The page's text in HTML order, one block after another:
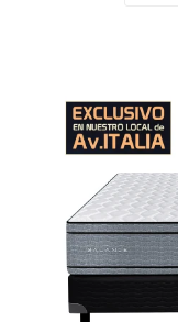
Una
firmes y
colchón 29
del
Doble
sistema